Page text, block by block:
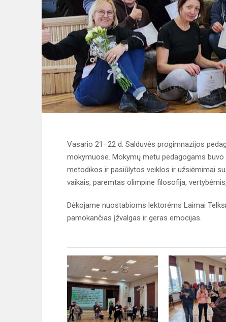
Vasario 21–22 d. Salduvės progimnazijos
mokymuose. Mokymų metu pedagogams
metodikos ir pasiūlytos veiklos ir užsiėmimai
vaikais, paremtas olimpine filosofija,
Dėkojame nuostabioms lektorėms Laimai
pamokančias įžvalgas ir geras emocijas.